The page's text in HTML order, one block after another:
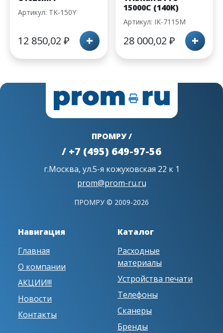
Артикул: TK-150Y
12 850,02 ₽ +
15000C (140K)
Артикул: IK-7115M
28 000,02 ₽ +
ПРОМРУ /
/ +7 (495) 649-97-56
г.Москва, ул.5-я кожуховская 22 к 1
prom@prom-ru.ru
ПРОМРУ © 2009-2026
Навигация
Главная
О компании
АКЦИИ!!!
Новости
Контакты
Каталог
Расходные
материалы
Устройства печати
Телефоны
Сканеры
Бренды